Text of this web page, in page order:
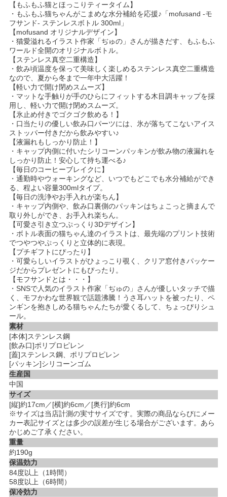
【もふもふ猫とほっこりティータイム】
・もふもふ猫ちゃんがこまめな水分補給を応援♪「mofusand -モ
フサンド- ステンレスボトル 300ml」
【mofusand オリジナルデザイン】
・猫愛溢れるイラスト作家「ぢゅの」さんが描きだす、もふもふ
ワールド全開のオリジナルボトル。
【ステンレス真空二重構造】
・飲み頃温度を保って美味しく楽しめるステンレス真空二重構造
なので、夏から冬まで一年中大活躍！
【軽い力で開け閉めスムーズ】
・マットな手触りが手のひらにフィットする木目調キャップを採
用し、軽い力で開け閉めスムーズ。
【氷止め付きでゴクゴク飲める！】
・口当たりの優しい飲み口パーツには、氷が落ちてこないアイス
ストッパー付きだから飲みやすい♪
【液漏れもしっかり防止！】
・キャップ内側に付いたシリコーンパッキンが飲み物の液漏れを
しっかり防止！安心して持ち運べる♪
【毎日のコーヒーブレイクに】
・通勤時やウォーキングなど、いつでもどこでも水分補給ができ
る、程よい容量300mlタイプ。
【毎日の洗浄やお手入れが楽ちん】
・キャップ内側や、飲み口裏側のパッキンはちょこっと摘まんで
取り外しができ、お手入れ楽ちん。
【可愛さ引き立つぷっくり3Dデザイン】
・ボトル表面の猫ちゃん達のイラストは、最先端のプリント技術
でつやつやぷっくりと立体的に表現。
【プチギフトにぴったり】
・可愛らしいイラストがひょっこり覗く、クリア窓付きパッケー
ジだからプレゼントにもぴったり。
【モフサンドとは・・・】
・SNSで人気のイラスト作家「ぢゅの」さんが優しいタッチで描
く、モフかわな世界観で話題沸騰！うさ耳ハットを被ったり、ペ
ンギンを抱きしめる猫ちゃんたちが愛くるして、ちょっぴりシュ
ール。
素材
[本体]ステンレス鋼
[飲み口]ポリプロピレン
[蓋]ステンレス鋼、ポリプロピレン
[パッキン]シリコーンゴム
生産国
中国
サイズ
[縦]約17cm／[横]約6cm／[奥行]約6cm
※サイズは当店計測の実寸サイズです。実際の商品ならびにメー
カー表記サイズとは多少の誤差が生じる場合がございます。あら
かじめご了承ください。
重量
約190g
保温効力
84度以上（1時間）
58度以上（6時間）
保冷効力